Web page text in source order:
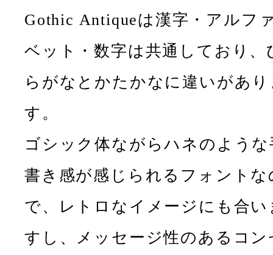
Gothic Antiqueは漢字・アルフ
ベット・数字は共通しており、
らがなとかたかなに違いがあり
す。
ゴシック体ながらハネのような
書き感が感じられるフォントな
で、レトロなイメージにも合い
すし、メッセージ性のあるコン